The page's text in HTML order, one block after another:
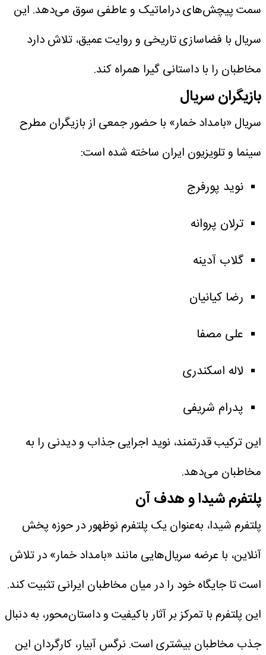
سمت پیچش‌های دراماتیک و عاطفی سوق می‌دهد. این
سریال با فضاسازی تاریخی و روایت عمیق، تلاش دارد
مخاطبان را با داستانی گیرا همراه کند.
بازیگران سریال
سریال «بامداد خمار» با حضور جمعی از بازیگران مطرح
سینما و تلویزیون ایران ساخته شده است:
نوید پورفرج
ترلان پروانه
گلاب آدینه
رضا کیانیان
علی مصفا
لاله اسکندری
پدرام شریفی
این ترکیب قدرتمند، نوید اجرایی جذاب و دیدنی را به
مخاطبان می‌دهد.
پلتفرم شیدا و هدف آن
پلتفرم شیدا، به‌عنوان یک پلتفرم نوظهور در حوزه پخش
آنلاین، با عرضه سریال‌هایی مانند «بامداد خمار» در تلاش
است تا جایگاه خود را در میان مخاطبان ایرانی تثبیت کند.
این پلتفرم با تمرکز بر آثار باکیفیت و داستان‌محور، به دنبال
جذب مخاطبان بیشتری است. نرگس آبیار، کارگردان این